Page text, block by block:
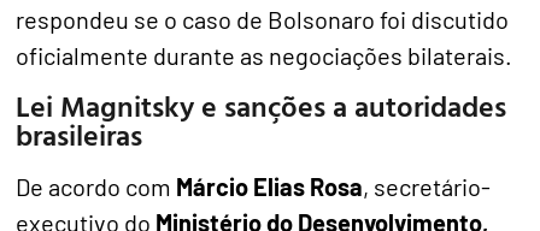
respondeu se o caso de Bolsonaro foi discutido
oficialmente durante as negociações bilaterais.
Lei Magnitsky e sanções a autoridades
brasileiras
De acordo com Márcio Elias Rosa, secretário-
executivo do Ministério do Desenvolvimento,